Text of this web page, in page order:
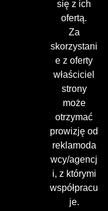
się z ich
ofertą.
Za
skorzystani
e z oferty
właściciel
strony
może
otrzymać
prowizję od
reklamoda
wcy/agencj
i, z którymi
współpracu
je.